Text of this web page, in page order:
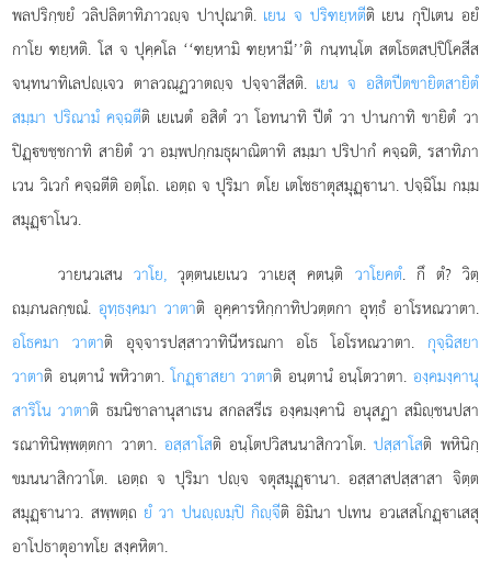
พลปริกฺขยํ วลิปลิตาทิภาวฺจ ปาปุณาติ. เยน จ ปริฑยฺหตีติ เยน กุปิเตน อยํ
กาโย ฑยฺหติ. โส จ ปุคฺคโล ‘‘ฑยฺหามิ ฑยฺหามี’’ติ กนฺทนฺโต สตโธตสปฺปิโคสีส
จนฺทนาทิเลปฺเจว ตาลวณฺฏวาตฺจ ปจฺจาสีสติ. เยน จ อสิตปีตขายิตสายิตํ
สมฺมา ปริณามํ คจฺฉตีติ เยเนตํ อสิตํ วา โอทนาทิ ปีตํ วา ปานกาทิ ขายิตํ วา
ปิฏฺขชฺชกาทิ สายิตํ วา อมฺพปกฺกมธุผาณิตาทิ สมฺมา ปริปากํ คจฺฉติ, รสาทิภา
เวน วิเวกํ คจฺฉตีติ อตฺโถ. เอตฺถ จ ปุริมา ตโย เตโชธาตุสมุฏฺานา. ปจฺฉิโม กมฺม
สมุฏฺาโนว.
วายนวเสนวาโย, วุตฺตนเยเนว วาเยสุ คตนฺติ วาโยคตํ. กึ ตํ? วิตฺ
ถมฺภนลกฺขณํ.อุทฺธงฺคมา วาตาติ อุคฺคารหิกฺกาทิปวตฺตกา อุทฺธํ อาโรหณวาตา.
อโธคมา วาตาติ อุจฺจารปสฺสาวาทินีหรณกา อโธ โอโรหณวาตา. กุจฺฉิสยา
วาตาติ อนฺตานํ พหิวาตา.โกฏฺาสยา วาตาติ อนฺตานํ อนฺโตวาตา. องฺคมงฺคานุ
สาริโน วาตาติ ธมนิชาลานุสาเรน สกลสรีเร องฺคมงฺคานิ อนุสฏา สมิฺชนปสา
รณาทินิพฺพตฺตกา วาตา. อสฺสาโสติ อนฺโตปวิสนนาสิกวาโต.ปสฺสาโสติ พหินิกฺ
ขมนนาสิกวาโต. เอตฺถ จ ปุริมา ปฺจ จตุสมุฏฺานา. อสฺสาสปสฺสาสา จิตฺต
สมุฏฺานาว. สพฺพตฺถ ยํ วา ปนฺมฺปิ กิฺจีติ อิมินา ปเทน อวเสสโกฏฺาเสสุ
อาโปธาตุอาทโย สงฺคหิตา.